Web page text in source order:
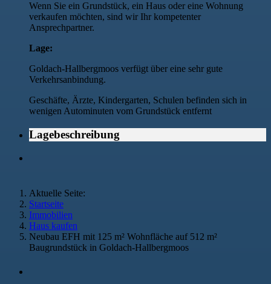
Wenn Sie ein Grundstück, ein Haus oder eine Wohnung
verkaufen möchten, sind wir Ihr kompetenter
Ansprechpartner.
Lage:
Goldach-Hallbergmoos verfügt über eine sehr gute
Verkehrsanbindung.
Geschäfte, Ärzte, Kindergarten, Schulen befinden sich in
wenigen Autominuten vom Grundstück entfernt
Lagebeschreibung
Aktuelle Seite:
Startseite
Immobilien
Haus kaufen
Neubau EFH mit 125 m² Wohnfläche auf 512 m²
Baugrundstück in Goldach-Hallbergmoos